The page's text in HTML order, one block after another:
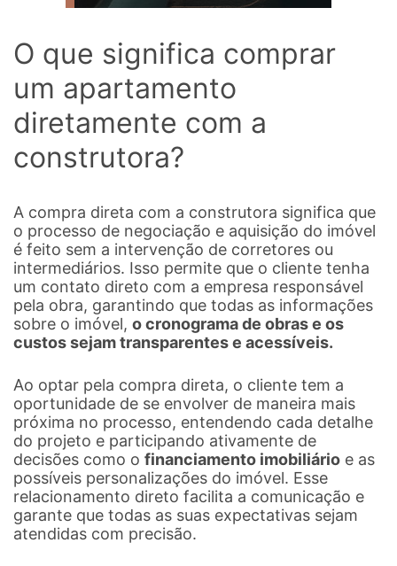
O que significa comprar
um apartamento
diretamente com a
construtora?
A compra direta com a construtora significa que
o processo de negociação e aquisição do imóvel
é feito sem a intervenção de corretores ou
intermediários. Isso permite que o cliente tenha
um contato direto com a empresa responsável
pela obra, garantindo que todas as informações
sobre o imóvel, o cronograma de obras e os
custos sejam transparentes e acessíveis.
Ao optar pela compra direta, o cliente tem a
oportunidade de se envolver de maneira mais
próxima no processo, entendendo cada detalhe
do projeto e participando ativamente de
decisões como o financiamento imobiliário e as
possíveis personalizações do imóvel. Esse
relacionamento direto facilita a comunicação e
garante que todas as suas expectativas sejam
atendidas com precisão.